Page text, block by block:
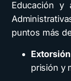
Educación y
puntos más
prisión y